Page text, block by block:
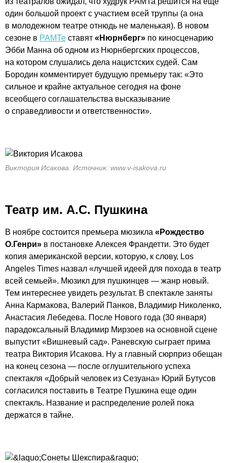
один большой проект с участием всей труппы (а она
в молодежном театре отнюдь не маленькая). В новом
сезоне в РАМТе ставят «Нюрнберг» по киносценарию
Эбби Манна об одном из Нюрнбергских процессов,
на котором слушались дела нацистских судей. Сам
Бородин комментирует будущую премьеру так: «Это
сильное и крайне актуальное сегодня на фоне
всеобщего соглашательства высказывание
о справедливости и ответственности».
Виктория Исакова. Источник: www.v-isakova.ru
Театр им. А.С. Пушкина
В ноябре состоится премьера мюзикла «Рождество
О.Генри» в постановке Алексея Франдетти. Это будет
копия американской версии, которую, к слову, Los
Angeles Times назвал «лучшей идеей для похода в театр
всей семьей». Мюзикл для пушкинцев — жанр новый.
Тем интереснее увидеть результат. В спектакле заняты
Анна Кармакова, Валерий Панков, Владимир Николенко,
Анастасия Лебедева. После Нового года (30 января)
парадоксальный Владимир Мирзоев на основной сцене
выпустит «Вишневый сад». Раневскую сыграет прима
театра Виктория Исакова. Ну а главный сюрприз обещан
на конец сезона — после оглушительного успеха
спектакля «Добрый человек из Сезуана» Юрий Бутусов
согласился поставить в Театре Пушкина еще один
спектакль. Название и распределение ролей пока
держатся в тайне.